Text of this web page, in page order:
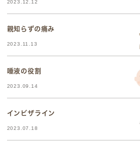
2023.12.12
親知らずの痛み
2023.11.13
唾液の役割
2023.09.14
インビザライン
2023.07.18